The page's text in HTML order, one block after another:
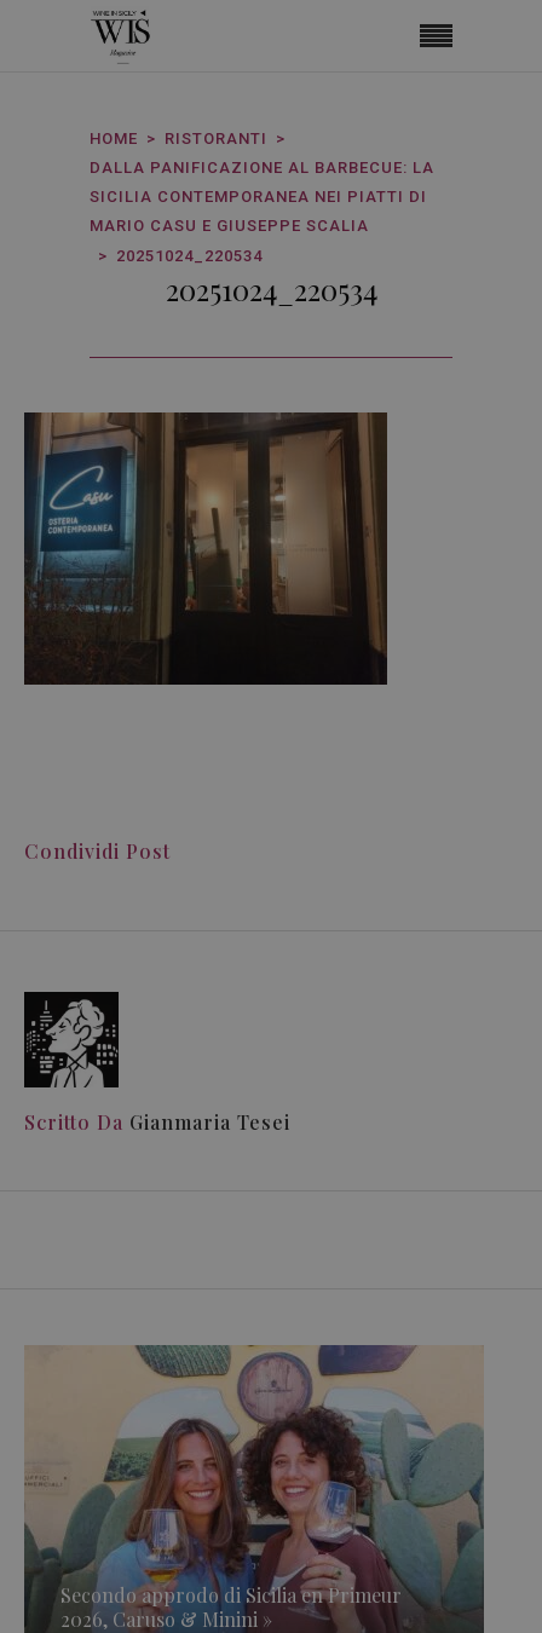
HOME
RISTORANTI
DALLA PANIFICAZIONE AL BARBECUE: LA
SICILIA CONTEMPORANEA NEI PIATTI DI
MARIO CASU E GIUSEPPE SCALIA
20251024_220534
20251024_220534
Condividi Post
Scritto Da Gianmaria Tesei
Secondo approdo di Sicilia en Primeur
2026, Caruso & Minini »